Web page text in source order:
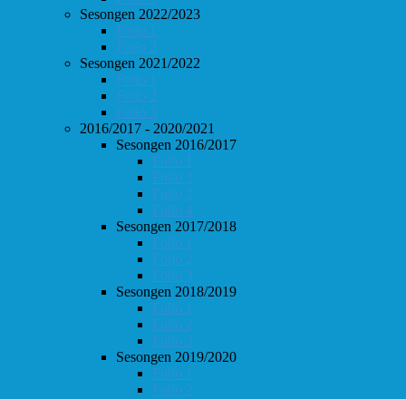
Sesongen 2022/2023
Follo 1
Follo 2
Sesongen 2021/2022
Follo 1
Follo 2
Follo 3
2016/2017 - 2020/2021
Sesongen 2016/2017
Follo 1
Follo 2
Follo 3
Follo 4
Sesongen 2017/2018
Follo 1
Follo 2
Follo 3
Sesongen 2018/2019
Follo 1
Follo 2
Follo 3
Sesongen 2019/2020
Follo 1
Follo 2